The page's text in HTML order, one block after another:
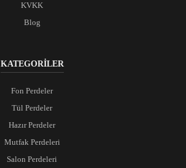
KVKK
Blog
KATEGORİLER
Fon Perdeler
Tül Perdeler
Hazır Perdeler
Mutfak Perdeleri
Salon Perdeleri